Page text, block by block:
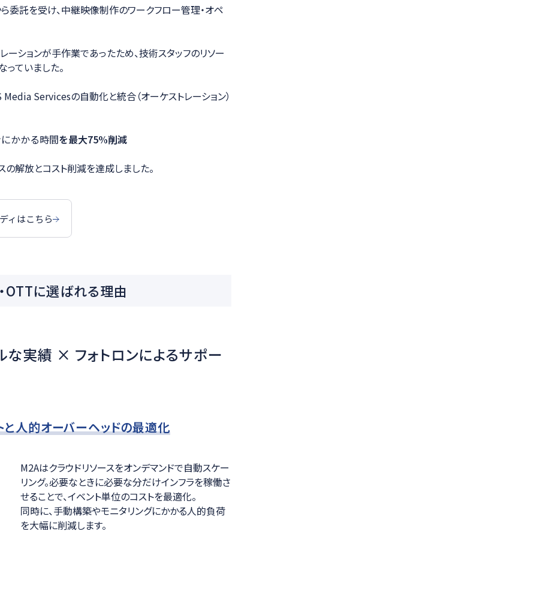
委託を受け、中継映像制作のワークフロー管理・オペ
ションが手作業であったため、技術スタッフのリソー
ていました。
Servicesの自動化と統合（オーケストレーション）
かかる時間を最大75%削減
の解放とコスト削減を達成しました。
ィはこちら
OTTに選ばれる理由
実績 × フォトロンによるサポー
と人的オーバーヘッドの最適化
M2Aはクラウドリソースをオンデマンドで自動スケー
リング。必要なときに必要な分だけインフラを稼働さ
せることで、イベント単位のコストを最適化。
同時に、手動構築やモニタリングにかかる人的負荷
を大幅に削減します。